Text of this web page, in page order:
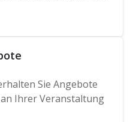
Sie Angebote
Ihrer Veranstaltung